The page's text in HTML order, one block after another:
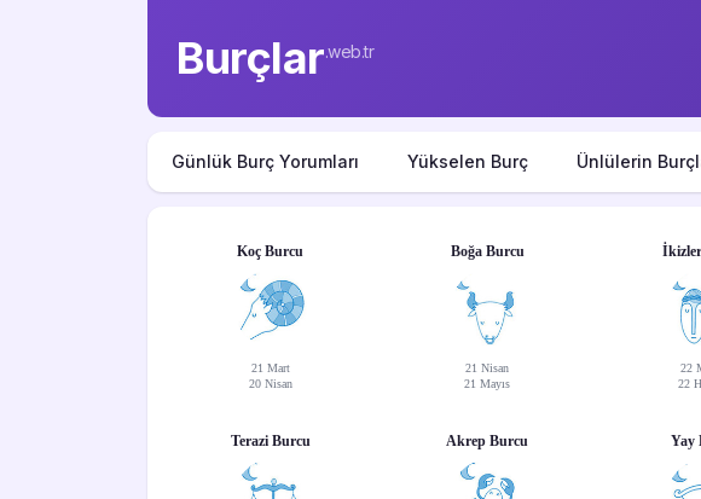
Burçlar.web.tr
Günlük Burç Yorumları Yükselen Burç Ünlülerin
Koç Burcu
21 Mart
20 Nisan
Boğa Burcu
21 Nisan
21 Mayıs
22
22
Terazi Burcu Akrep Burcu Yay